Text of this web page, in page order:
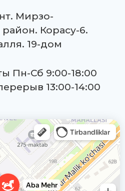
Мирзо-
Корасу-6.
19-дом
Пн-Сб 9:00-18:00
13:00-14:00